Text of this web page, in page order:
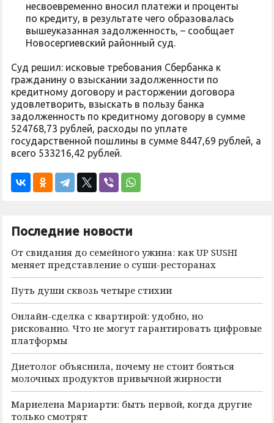
несвоевременно вносил платежи и проценты
по кредиту, в результате чего образовалась
вышеуказанная задолженность, – сообщает
Новосергиевский районный суд.
Суд решил: исковые требования Сбербанка к
гражданину о взыскании задолженности по
кредитному договору и расторжении договора
удовлетворить, взыскать в пользу банка
задолженность по кредитному договору в сумме
524768,73 рублей, расходы по уплате
государственной пошлины в сумме 8447,69 рублей, а
всего 533216,42 рублей.
Последние новости
От свидания до семейного ужина: как UP SUSHI
меняет представление о суши-ресторанах
Путь души сквозь четыре стихии
Онлайн-сделка с квартирой: удобно, но
рискованно. Что не могут гарантировать цифровые
платформы
Диетолог объяснила, почему не стоит бояться
молочных продуктов привычной жирности
Мариелена Мариарти: быть первой, когда другие
только смотрят